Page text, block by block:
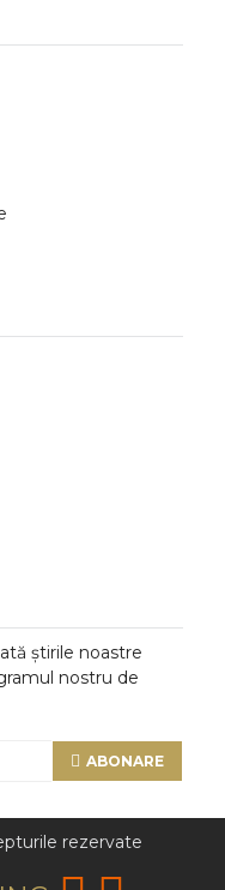
știrile noastre
nostru de
ABONARE
rezervate